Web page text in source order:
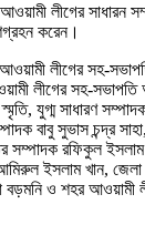
লীগের সাধারন
করেন।
আওয়ামী লীগের সহ-
লীগের সহ-সভাপতি
যুগ্ম সাধারণ
বাবু সুভাস চন্দ্র
সম্পাদক রফিকুল ইসলাম
ইসলাম খান, জেলা
বড়মনি ও শহর আওয়ামী